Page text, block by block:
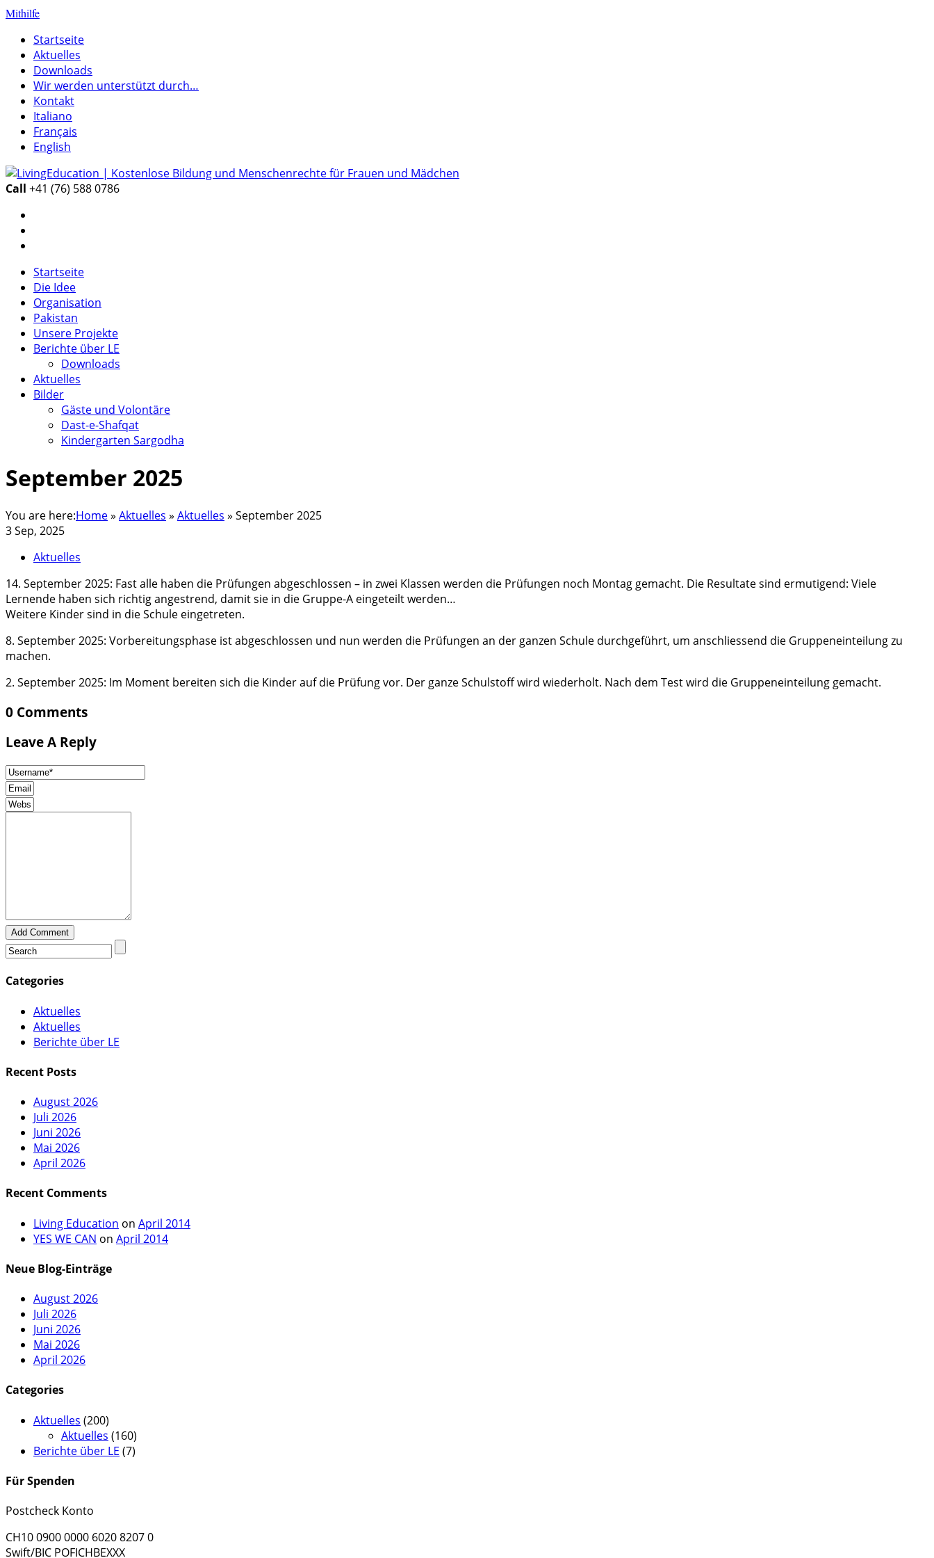
Mithilfe
Startseite
Aktuelles
Downloads
Wir werden unterstützt durch…
Kontakt
Italiano
Français
English
Call +41 (76) 588 0786
Startseite
Die Idee
Organisation
Pakistan
Unsere Projekte
Berichte über LE
Downloads
Aktuelles
Bilder
Gäste und Volontäre
Dast-e-Shafqat
Kindergarten Sargodha
September 2025
You are here:Home» Aktuelles » Aktuelles » September 2025
3 Sep, 2025
Aktuelles
14. September 2025: Fast alle haben die Prüfungen abgeschlossen – in zwei Klassen werden die Prüfungen noch Montag gemacht. Die Resultate sind ermutigend: Viele
Lernende haben sich richtig angestrend, damit sie in die Gruppe-A eingeteilt werden…
Weitere Kinder sind in die Schule eingetreten.
8. September 2025: Vorbereitungsphase ist abgeschlossen und nun werden die Prüfungen an der ganzen Schule durchgeführt, um anschliessend die Gruppeneinteilung zu
machen.
2. September 2025: Im Moment bereiten sich die Kinder auf die Prüfung vor. Der ganze Schulstoff wird wiederholt. Nach dem Test wird die Gruppeneinteilung gemacht.
0 Comments
Leave A Reply
Add Comment
Categories
Aktuelles
Aktuelles
Berichte über LE
Recent Posts
August 2026
Juli 2026
Juni 2026
Mai 2026
April 2026
Recent Comments
Living Education on April 2014
YES WE CAN on April 2014
Neue Blog-Einträge
August 2026
Juli 2026
Juni 2026
Mai 2026
April 2026
Categories
Aktuelles (200)
Aktuelles (160)
Berichte über LE (7)
Für Spenden
Postcheck Konto
CH10 0900 0000 6020 8207 0
Swift/BIC POFICHBEXXX